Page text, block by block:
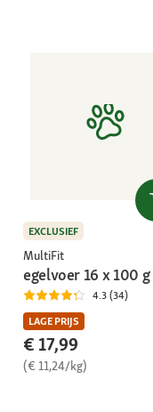
EXCLUSIEF
MultiFit
egelvoer 16 x 100 g
4.3 (34)
LAGE PRIJS
€ 17,99
(€ 11,24/kg)